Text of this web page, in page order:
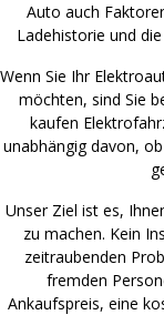
Auto auch
Ladehistorie und
Wenn Sie Ihr
möchten, sind Sie
kaufen
unabhängig davon,
Unser Ziel ist es,
zu machen. Kein
zeitraubenden
fremden
Ankaufspreis, eine